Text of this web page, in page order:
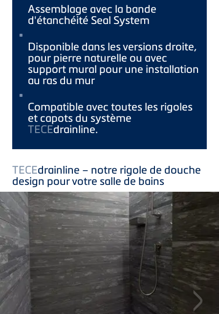
Assemblage avec la bande
d'étanchéité Seal System
Disponible dans les versions droite,
pour pierre naturelle ou avec
support mural pour une installation
au ras du mur
Compatible avec toutes les rigoles
et capots du système
TECEdrainline.
TECEdrainline – notre rigole de douche
design pour votre salle de bains